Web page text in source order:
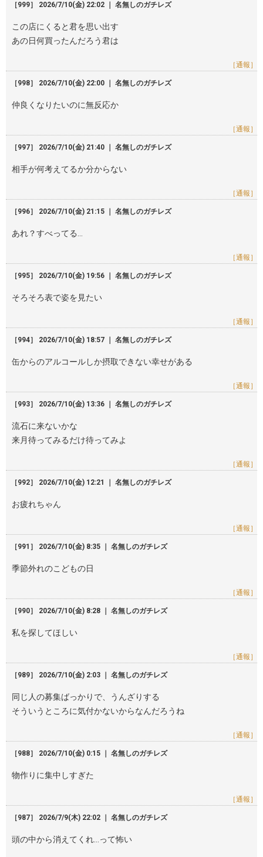
［999］ 2026/7/10(金) 22:02 ｜ 名無しのガチレズ
この店にくると君を思い出す
あの日何買ったんだろう君は
［通報］
［998］ 2026/7/10(金) 22:00 ｜ 名無しのガチレズ
仲良くなりたいのに無反応か
［通報］
［997］ 2026/7/10(金) 21:40 ｜ 名無しのガチレズ
相手が何考えてるか分からない
［通報］
［996］ 2026/7/10(金) 21:15 ｜ 名無しのガチレズ
あれ？すべってる…
［通報］
［995］ 2026/7/10(金) 19:56 ｜ 名無しのガチレズ
そろそろ表で姿を見たい
［通報］
［994］ 2026/7/10(金) 18:57 ｜ 名無しのガチレズ
缶からのアルコールしか摂取できない幸せがある
［通報］
［993］ 2026/7/10(金) 13:36 ｜ 名無しのガチレズ
流石に来ないかな
来月待ってみるだけ待ってみよ
［通報］
［992］ 2026/7/10(金) 12:21 ｜ 名無しのガチレズ
お疲れちゃん
［通報］
［991］ 2026/7/10(金) 8:35 ｜ 名無しのガチレズ
季節外れのこどもの日
［通報］
［990］ 2026/7/10(金) 8:28 ｜ 名無しのガチレズ
私を探してほしい
［通報］
［989］ 2026/7/10(金) 2:03 ｜ 名無しのガチレズ
同じ人の募集ばっかりで、うんざりする
そういうところに気付かないからなんだろうね
［通報］
［988］ 2026/7/10(金) 0:15 ｜ 名無しのガチレズ
物作りに集中しすぎた
［通報］
［987］ 2026/7/9(木) 22:02 ｜ 名無しのガチレズ
頭の中から消えてくれ…って怖い